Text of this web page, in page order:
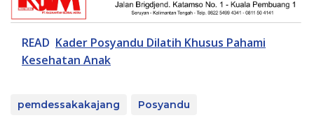
READ Kader Posyandu Dilatih Khusus Pahami
Kesehatan Anak
pemdessakakajang Posyandu